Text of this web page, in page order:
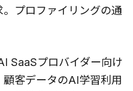
プロファイリングの通
SaaSプロバイダー向け
客データのAI学習利用